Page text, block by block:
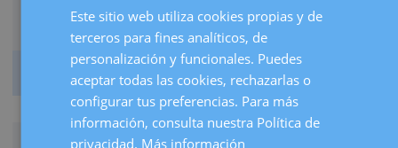
Practica una actividad física adecuada.
SPANISH
Este sitio web utiliza cookies propias y de
terceros para fines analíticos, de
personalización y funcionales. Puedes
aceptar todas las cookies, rechazarlas o
configurar tus preferencias. Para más
información, consulta nuestra Política de
privacidad. Más información